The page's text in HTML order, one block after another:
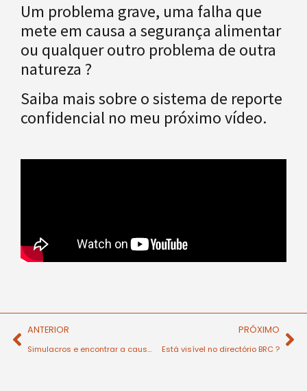
Um problema grave, uma falha que
mete em causa a segurança alimentar
ou qualquer outro problema de outra
natureza ?
Saiba mais sobre o sistema de reporte
confidencial no meu próximo vídeo.
ANTERIOR
Simulacros e encontrar a causa raíz
PRÓXIMO
Está visível no directório BRC ?